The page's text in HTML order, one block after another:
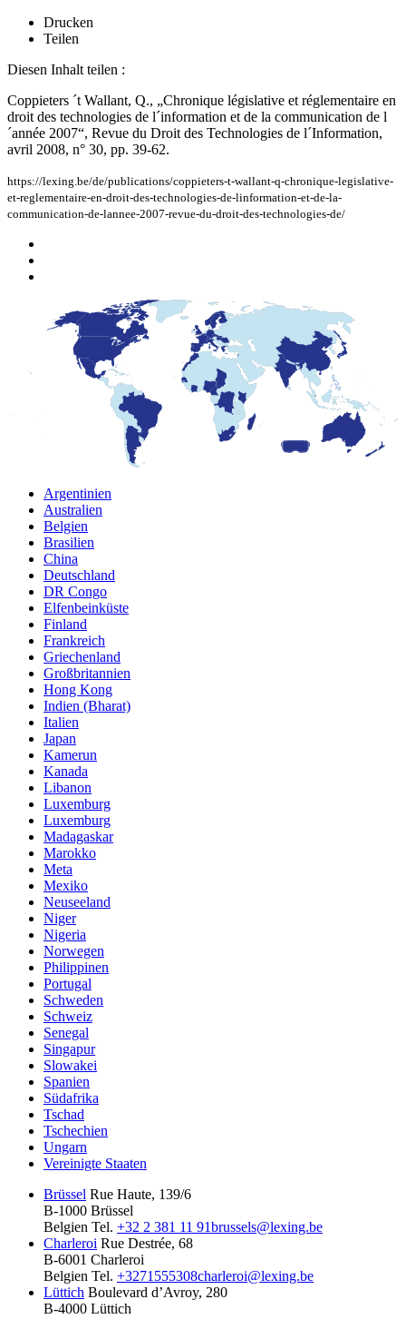
Drucken
Teilen
Diesen Inhalt teilen :
Coppieters ´t Wallant, Q., „Chronique législative et réglementaire en
droit des technologies de l´information et de la communication de l
´année 2007“, Revue du Droit des Technologies de l´Information,
avril 2008, n° 30, pp. 39-62.
https://lexing.be/de/publications/coppieters-t-wallant-q-chronique-legislative-
et-reglementaire-en-droit-des-technologies-de-linformation-et-de-la-
communication-de-lannee-2007-revue-du-droit-des-technologies-de/
Argentinien
Australien
Belgien
Brasilien
China
Deutschland
DR Congo
Elfenbeinküste
Finland
Frankreich
Griechenland
Großbritannien
Hong Kong
Indien (Bharat)
Italien
Japan
Kamerun
Kanada
Libanon
Luxemburg
Luxemburg
Madagaskar
Marokko
Meta
Mexiko
Neuseeland
Niger
Nigeria
Norwegen
Philippinen
Portugal
Schweden
Schweiz
Senegal
Singapur
Slowakei
Spanien
Südafrika
Tschad
Tschechien
Ungarn
Vereinigte Staaten
Brüssel Rue Haute, 139/6
B-1000 Brüssel
Belgien Tel. +32 2 381 11 91brussels@lexing.be
Charleroi Rue Destrée, 68
B-6001 Charleroi
Belgien Tel. +3271555308charleroi@lexing.be
Lüttich Boulevard d’Avroy, 280
B-4000 Lüttich